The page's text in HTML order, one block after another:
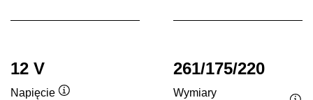
12 V
Napięcie
261/175/220
Wymiary